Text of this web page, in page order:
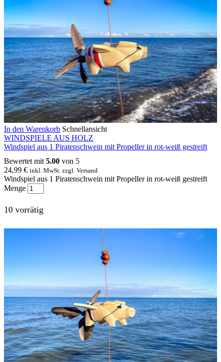
In den Warenkorb Schnellansicht
WINDSPIELE AUS HOLZ
Windspiel aus 1 Piratenschwein mit Propeller in rot-weiß gestreift
Bewertet mit 5.00 von 5
24,99 € inkl. MwSt. zzgl. Versand
Windspiel aus 1 Piratenschwein mit Propeller in rot-weiß gestreift
Menge
10 vorrätig